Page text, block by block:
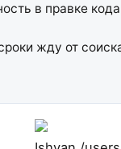
в правке
жду от